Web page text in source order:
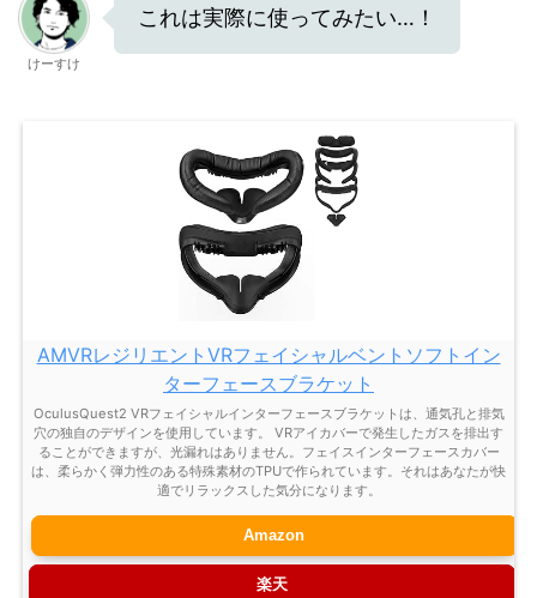
けーすけ
これは実際に使ってみたい…！
AMVRレジリエントVRフェイシャルベントソフトイン
ターフェースブラケット
OculusQuest2 VRフェイシャルインターフェースブラケットは、通気孔と排気
穴の独自のデザインを使用しています。 VRアイカバーで発生したガスを排出す
ることができますが、光漏れはありません。フェイスインターフェースカバー
は、柔らかく弾力性のある特殊素材のTPUで作られています。それはあなたが快
適でリラックスした気分になります。
Amazon
楽天